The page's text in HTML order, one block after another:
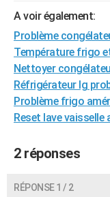
Alimentation
Guide de la santé
Maladies
Médicaments
Sommeil
Destinations
City break
Voyage nature
Voyage de noces
Forum
Climat
+PHOTO
GUIDES D'ACHAT
BONS PLANS
Carte de Noël
Carte Bonne année
Carte Saint-Valentin
Carte Pâques
Carte d'anniversaire
DICTIONNAIRE
Dictionnaire
Biographies
Citations
Expressions
Proverbes
PROGRAMME TV
A voir également:
Problème
Température frigo
Nettoyer
Réfrigérateur lg
Problème frigo
Reset lave vaisselle
2 réponses
RÉPONSE 1 / 2